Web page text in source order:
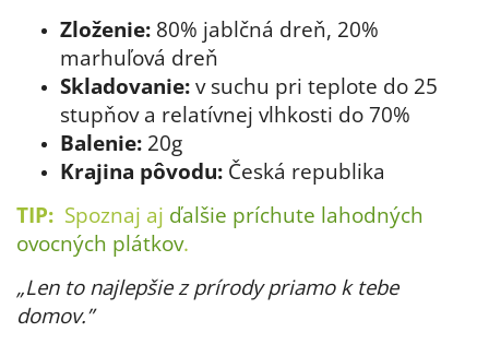
Zloženie: 80% jablčná dreň, 20%
marhuľová dreň
Skladovanie: v suchu pri teplote do 25
stupňov a relatívnej vlhkosti do 70%
Balenie: 20g
Krajina pôvodu: Česká republika
TIP: Spoznaj aj ďalšie príchute lahodných
ovocných plátkov.
„Len to najlepšie z prírody priamo k tebe
domov.”